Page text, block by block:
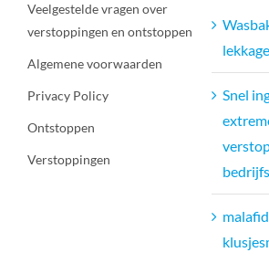
Veelgestelde vragen over
verstoppingen en ontstoppen
Algemene voorwaarden
Privacy Policy
Ontstoppen
Verstoppingen
lekkage
Snel